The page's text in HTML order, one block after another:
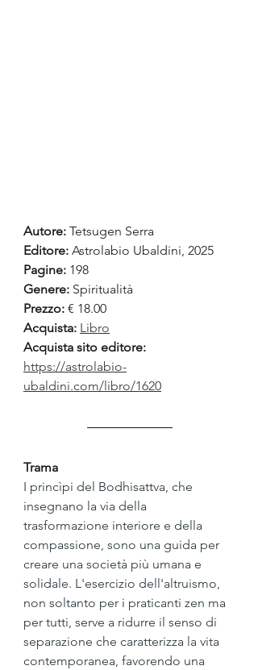
Autore: Tetsugen Serra
Editore: Astrolabio Ubaldini, 2025
Pagine: 198
Genere: Spiritualità
Prezzo: € 18.00
Acquista: Libro
Acquista sito editore:
https://astrolabio-
ubaldini.com/libro/1620
Trama
I princìpi del Bodhisattva, che
insegnano la via della
trasformazione interiore e della
compassione, sono una guida per
creare una società più umana e
solidale. L'esercizio dell'altruismo,
non soltanto per i praticanti zen ma
per tutti, serve a ridurre il senso di
separazione che caratterizza la vita
contemporanea, favorendo una